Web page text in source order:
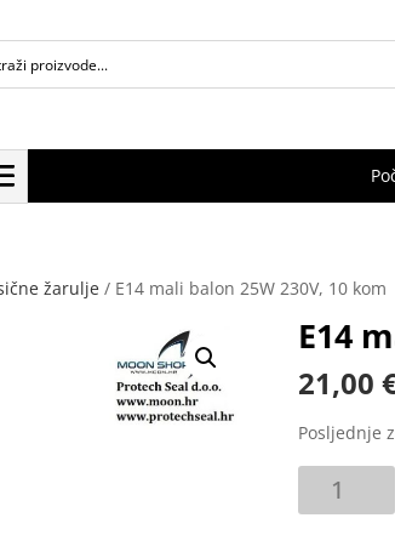
žarulje / E14 mali balon 25W 230V, 10 kom
E14
21,00
Posljednje